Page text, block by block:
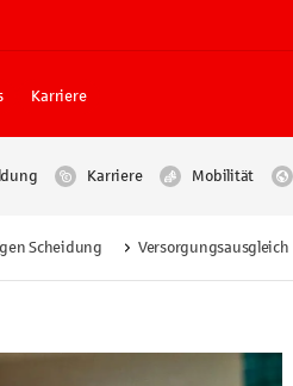
Karriere
Karriere Mobilität
Scheidung Versorgungsausgleich